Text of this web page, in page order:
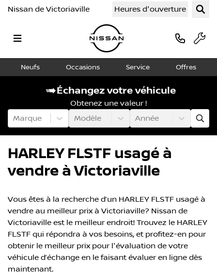
Nissan de Victoriaville Heures d'ouverture
Neufs Occasions Service Offres
Échangez votre véhicule
Obtenez une valeur !
Marque
Modèle Année
HARLEY FLSTF usagé à
vendre à Victoriaville
Vous êtes à la recherche d’un HARLEY FLSTF usagé à
vendre au meilleur prix à Victoriaville? Nissan de
Victoriaville est le meilleur endroit! Trouvez le HARLEY
FLSTF qui répondra à vos besoins, et profitez-en pour
obtenir le meilleur prix pour l'évaluation de votre
véhicule d’échange en le faisant évaluer en ligne dès
maintenant.